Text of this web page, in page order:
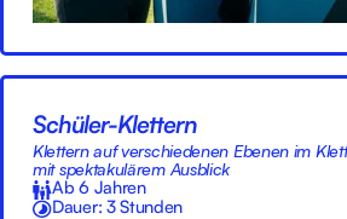
Schüler-Klettern
Klettern auf verschiedenen Ebenen im
mit spektakulärem Ausblick
Ab 6 Jahren
Dauer: 3 Stunden